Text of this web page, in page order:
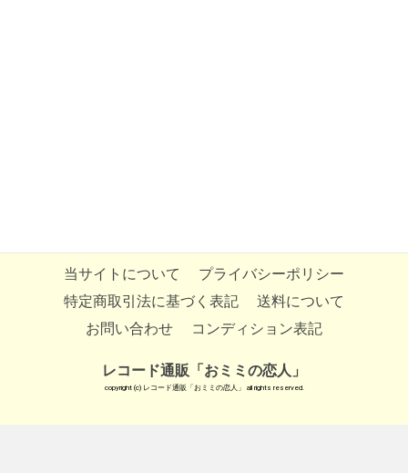
当サイトについて
プライバシーポリシー
特定商取引法に基づく表記
送料について
お問い合わせ
コンディション表記
レコード通販「おミミの恋人」
copyright (c) レコード通販「おミミの恋人」 all rights reserved.